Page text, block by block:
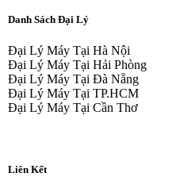
Danh Sách Đại Lý
Đại Lý Máy Tại Hà Nội
Đại Lý Máy Tại Hải Phòng
Đại Lý Máy Tại Đà Nẵng
Đại Lý Máy Tại TP.HCM
Đại Lý Máy Tại Cần Thơ
Liên Kết